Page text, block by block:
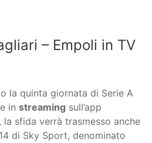
– Empoli in TV
la quinta giornata di Serie A
in streaming sull’app
la sfida verrà trasmesso anche
di Sky Sport, denominato